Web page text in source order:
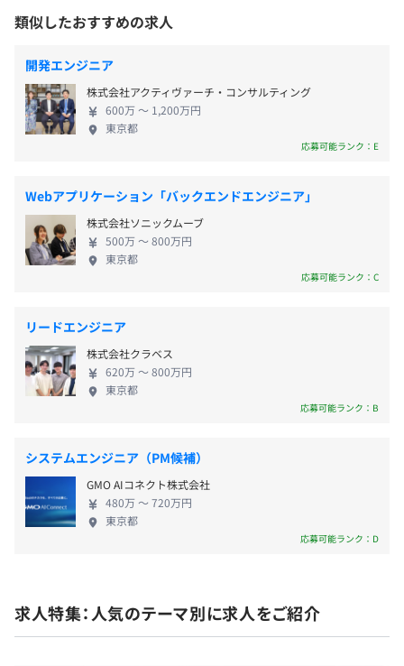
ウォーターフォール
わたしたちの開発環境は、組織としてのルールや標準化が
まだ完璧に整っているわけではなく、日々試行錯誤を繰り
返しながら手探りで進んでいる段階にあります。しかし、
だからこそメンバーひとりひとりが「よりよいものをつく
りたい」「生産性を高めたい」という強い意志を持って開
新しいプロジェクトが動き出す際には、既存の枠組みに縛
られることなく最新のフレームワークを積極的に取り入れ
たり、CI／CDなどのモダンな仕組みを導入して効率化を
図ったりと、よいと思ったものを即座に実践する柔軟で前
【開発環境】
■サーバ：AWS全般
■年末年始休暇
■リフレッシュ（夏季）休暇：3日
■有給休暇
決算賞与（会社の業績と本人の成果に応じる）
昇給査定：年1回
保険）
◎全国健康保険協会加入
トワークと出社を自由に組み合わせた柔軟な働き方
を実現しており、互いを尊重し合う風土が根付いて
います。大手メーカー出身者を含む志の高いエンジニ
アたちが、AIやクラウド、スマートフォンアプリ開発
などの幅広い領域で、受託開発から自社サービスま
でワンストップで手がけています。 わたしたちは
「笑顔の力で未来を創る」という理念のもと、今後3
即戦力として活躍いただける経験者はもちろん、と
もに成長していける未経験の方も含め、技術への探
究心と誰かの役に立ちたいという想いを持つ新たな
仲間を募集しています。
類似したおすすめの求人
開発エンジニア
株式会社アクティヴァーチ・コンサルティング
600万 〜 1,200万円
東京都
応募可能ランク：E
Webアプリケーション「バックエンドエンジニア」
株式会社ソニックムーブ
500万 〜 800万円
東京都
応募可能ランク：C
リードエンジニア
株式会社クラベス
620万 〜 800万円
東京都
応募可能ランク：B
システムエンジニア（PM候補）
GMO AIコネクト株式会社
480万 〜 720万円
東京都
応募可能ランク：D
求人特集：人気のテーマ別に求人をご紹介